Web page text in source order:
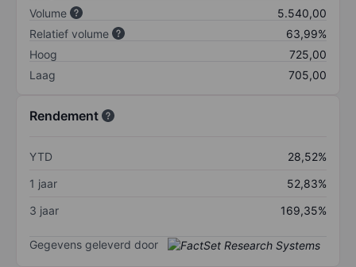
Volume
5.540,00
Relatief volume
63,99%
Hoog
725,00
Laag
705,00
Rendement
YTD
28,52%
1 jaar
52,83%
3 jaar
169,35%
Gegevens geleverd door